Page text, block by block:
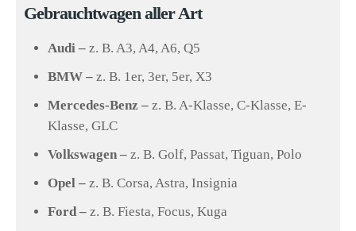
Gebrauchtwagen aller Art
Audi – z. B. A3, A4, A6, Q5
BMW – z. B. 1er, 3er, 5er, X3
Mercedes-Benz – z. B. A-Klasse, C-Klasse, E-
Klasse, GLC
Volkswagen – z. B. Golf, Passat, Tiguan, Polo
Opel – z. B. Corsa, Astra, Insignia
Ford – z. B. Fiesta, Focus, Kuga